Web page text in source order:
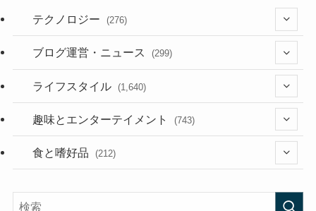
テクノロジー (276)
(36)
(187)
ブログ運営・ニュース (299)
(118)
(181)
ライフスタイル (1,640)
(395)
(282)
趣味とエンターテイメント (743)
(56)
食と嗜好品 (212)